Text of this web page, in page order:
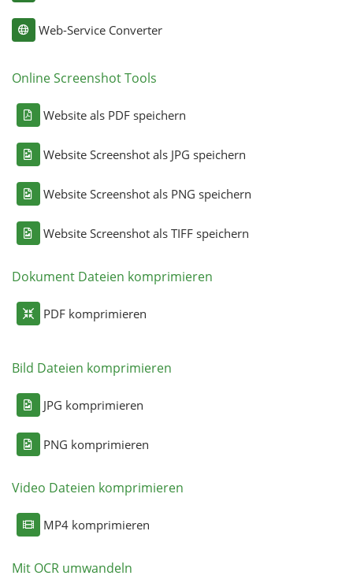
Web-Service Converter
Online Screenshot Tools
Website als PDF speichern
Website Screenshot als JPG speichern
Website Screenshot als PNG speichern
Website Screenshot als TIFF speichern
Dokument Dateien komprimieren
PDF komprimieren
Bild Dateien komprimieren
JPG komprimieren
PNG komprimieren
Video Dateien komprimieren
MP4 komprimieren
Mit OCR umwandeln